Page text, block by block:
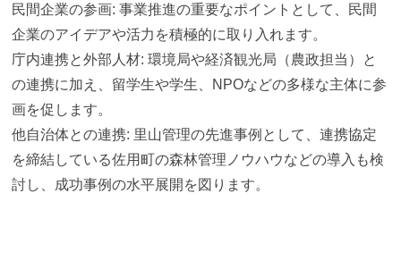
民間企業の参画: 事業推進の重要なポイントとして、 民間
企業のアイデアや活力を積極的に取り入れます。
庁内連携と外部人材: 環境局や経済観光局（農政担当）と
の連携に加え、留学生や学生、 NPOなどの多様な主体に参
画を促します。
他自治体との連携: 里山管理の先進事例として、連携協定
を締結している佐用町の森林管理ノウハウなどの導入も検
討し、成功事例の水平展開を図ります。